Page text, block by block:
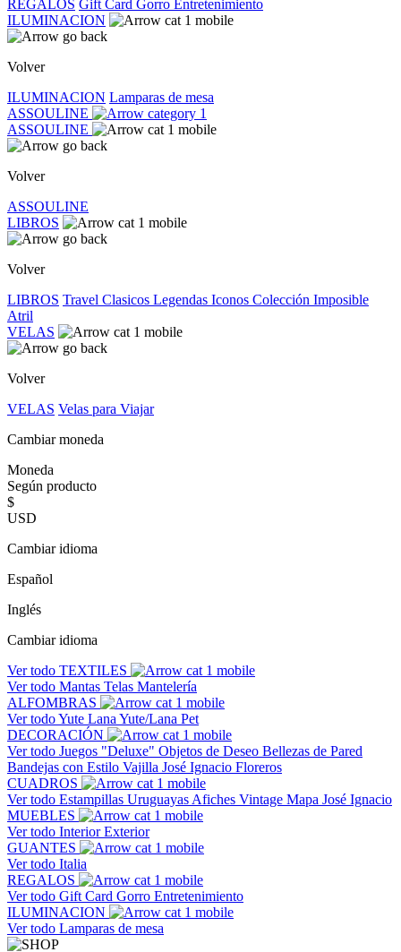
REGALOS Gift Card Gorro Entretenimiento
ILUMINACION
Volver
ILUMINACION Lamparas de mesa
ASSOULINE
ASSOULINE
Volver
ASSOULINE
LIBROS
Volver
LIBROS Travel Clasicos Legendas Iconos Colección Imposible
Atril
VELAS
Volver
VELAS Velas para Viajar
Cambiar moneda
Moneda
Según producto
$
USD
Cambiar idioma
Español
Inglés
Cambiar idioma
Ver todo TEXTILES
Ver todo Mantas Telas Mantelería
ALFOMBRAS
Ver todoYute Lana Yute/Lana Pet
DECORACIÓN
Ver todo Juegos "Deluxe" Objetos de Deseo Bellezas de Pared
Bandejas con Estilo Vajilla José Ignacio Floreros
CUADROS
Ver todo Estampillas Uruguayas Afiches Vintage Mapa José Ignacio
MUEBLES
Ver todo InteriorExterior
GUANTES
Ver todo Italia
REGALOS
Ver todo Gift Card Gorro Entretenimiento
ILUMINACION
Ver todo Lamparas de mesa